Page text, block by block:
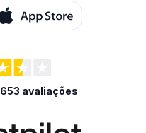
653 avaliações